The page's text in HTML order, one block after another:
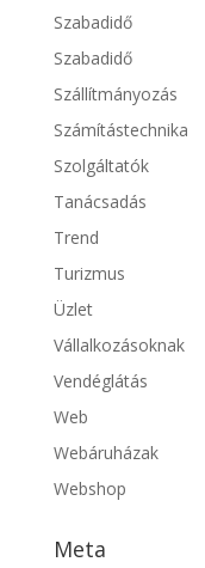
Szabadidő
Szabadidő
Szállítmányozás
Számítástechnika
Szolgáltatók
Tanácsadás
Trend
Turizmus
Üzlet
Vállalkozásoknak
Vendéglátás
Web
Webáruházak
Webshop
Meta